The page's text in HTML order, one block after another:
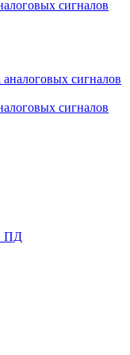
сигналов
сигналов
ПД